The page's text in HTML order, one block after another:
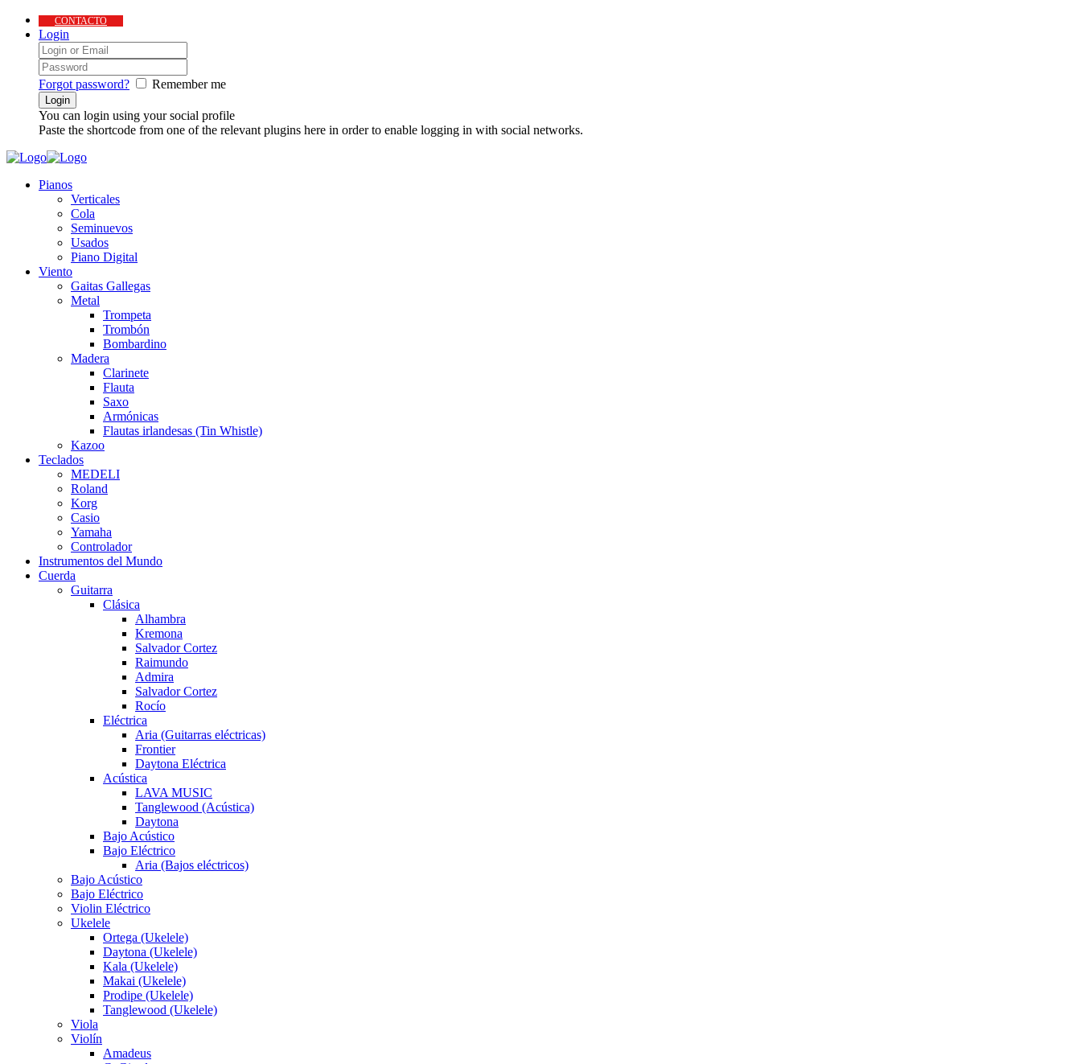
CONTACTO
Login
Forgot password? Remember me
You can login using your social profile
Paste the shortcode from one of the relevant plugins here in order to enable logging in with social networks.
Pianos
Verticales
Cola
Seminuevos
Usados
Piano Digital
Viento
Gaitas Gallegas
Metal
Trompeta
Trombón
Bombardino
Madera
Clarinete
Flauta
Saxo
Armónicas
Flautas irlandesas (Tin Whistle)
Kazoo
Teclados
MEDELI
Roland
Korg
Casio
Yamaha
Controlador
Instrumentos del Mundo
Cuerda
Guitarra
Clásica
Alhambra
Kremona
Salvador Cortez
Raimundo
Admira
Salvador Cortez
Rocío
Eléctrica
Aria (Guitarras eléctricas)
Frontier
Daytona Eléctrica
Acústica
LAVA MUSIC
Tanglewood (Acústica)
Daytona
Bajo Acústico
Bajo Eléctrico
Aria (Bajos eléctricos)
Bajo Acústico
Bajo Eléctrico
Violin Eléctrico
Ukelele
Ortega (Ukelele)
Daytona (Ukelele)
Kala (Ukelele)
Makai (Ukelele)
Prodipe (Ukelele)
Tanglewood (Ukelele)
Viola
Violín
Amadeus